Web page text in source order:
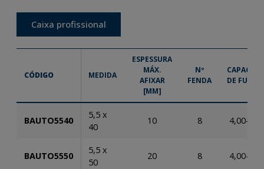
Caixa profissional
CÓDIGO MEDIDA
ESPESSURA
MÁX.
AFIXAR
[MM]
Nº
FENDA
DE
BAUTO5540
5,5 x
40
10 8 4,00-
BAUTO5550
5,5 x
50
20 8 4,00-